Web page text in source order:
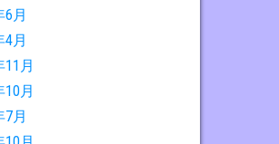
6月
4月
11月
10月
7月